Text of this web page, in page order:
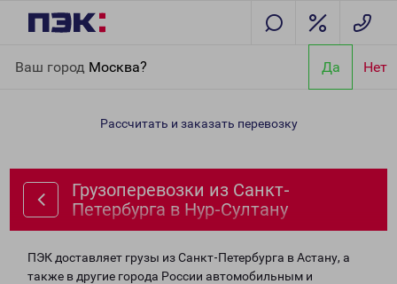
Ваш город Москва? Да Нет
Нур-Султану
Рассчитать и заказать перевозку
Грузоперевозки из Санкт-
Петербурга в Нур-Султану
ПЭК доставляет грузы из Санкт-Петербурга в Астану, а
также в другие города России автомобильным и